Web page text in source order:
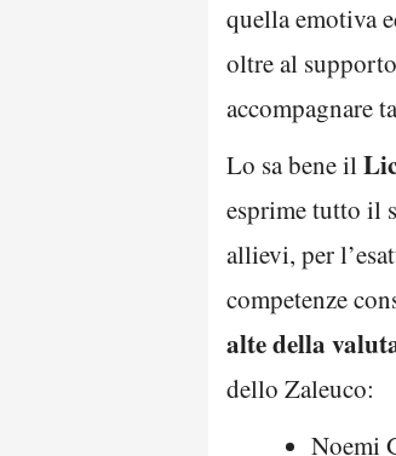
quella emotiva
oltre al
accompagnare
Lo sa bene il
esprime tutto il
allievi, per
competenze
alte della
dello Zaleuco:
Noemi